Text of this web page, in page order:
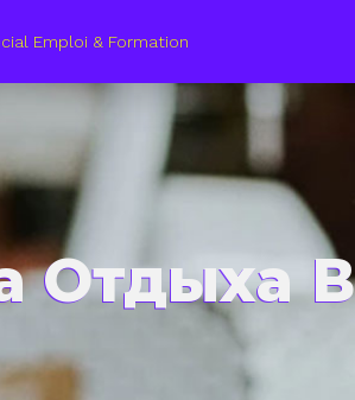
2021, le Wagon Marseille s’engage pour
Отдыха